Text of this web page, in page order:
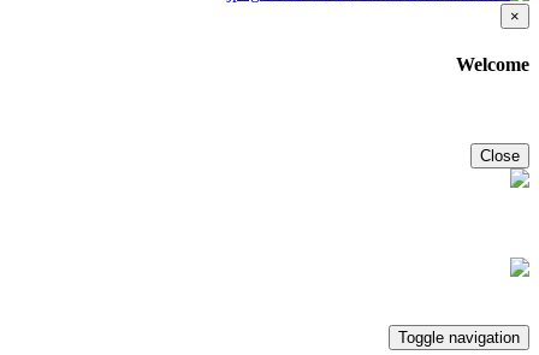
×
Welcome
Close
Toggle navigation